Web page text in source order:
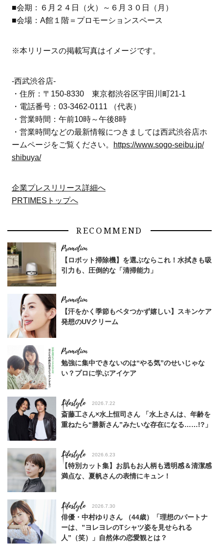
■会期：６月２４日（火）～６月３０日（月）
■会場：A館１階＝プロモーションスペース
※本リリースの掲載写真はイメージです。
-西武渋谷店-
・住所：〒150-8330 東京都渋谷区宇田川町21-1
・電話番号：03-3462-0111 （代表）
・営業時間：午前10時～午後8時
・営業時間などの最新情報につきましては西武渋谷店ホ
ームページをご覧ください。
https://www.sogo-seibu.jp/
shibuya/
企業プレスリリース詳細へ
PRTIMESトップへ
RECOMMEND
【ロボット掃除機】を選ぶならこれ！水拭きも吸
引力も、圧倒的な「清掃能力」
【汗をかく季節もベタつかず嬉しい】スキンケア
発想のUVクリーム
勉強に集中できないのは“やる気”のせいじゃな
い？プロに学ぶアイケア
Lifestyle 2026.7.22
斎藤工さん×水上恒司さん 「水上さんは、年齢を
重ねたら“勝新さん”みたいな存在になる……!?」
Lifestyle 2026.6.23
【特別カット集】お肌もお人柄も透明感＆清潔感
満点な、夏帆さんの表情にキュン！
Lifestyle 2026.7.30
俳優・中村ゆりさん （44歳）「理想のパートナ
ーは、”ヨレヨレのTシャツ姿を見せられる
人”（笑）」自然体の恋愛観とは？